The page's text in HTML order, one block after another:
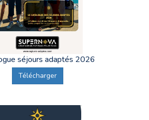
en situation de handicap partant
se réunissent pour finir le trajet en
séjours adaptés 2026
Télécharger